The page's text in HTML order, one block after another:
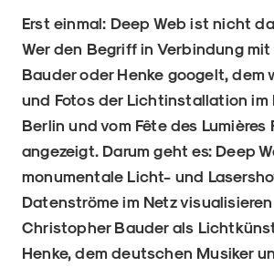
Erst einmal: Deep Web ist nicht
Wer den Begriff in Verbindung mit
Bauder oder Henke googelt, dem
und Fotos der Lichtinstallation im
Berlin und vom Fête des Lumières
angezeigt. Darum geht es: Deep
monumentale Licht- und
Datenströme im Netz
Christopher Bauder als
Henke, dem deutschen Musiker